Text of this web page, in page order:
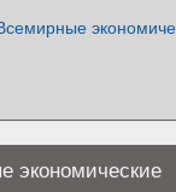
экономические